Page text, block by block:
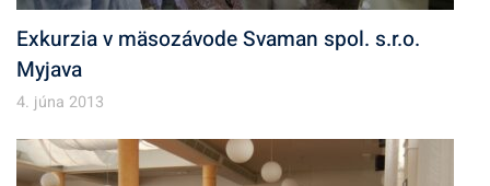
Exkurzia v mäsozávode Svaman spol. s.r.o.
Myjava
4. júna 2013